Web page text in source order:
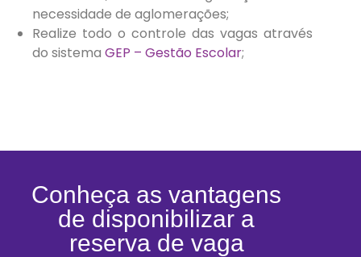
necessidade de aglomerações;
Realize todo o controle das vagas através
do sistema GEP – Gestão Escolar;
Conheça as vantagens
de disponibilizar a
reserva de vaga